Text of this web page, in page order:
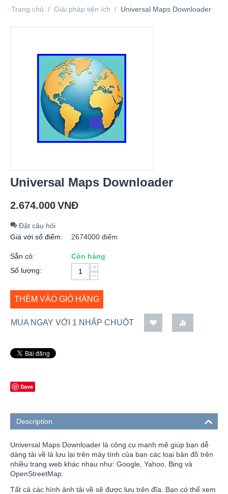
Trang chủ / Giải pháp tiện ích / Universal Maps Downloader
Universal Maps Downloader
2.674.000VNĐ
Đặt câu hỏi
Giá với số điểm:
2674000 điểm
Sẵn có:
Còn hàng
Số lượng:
+
−
THÊM VÀO GIỎ HÀNG
MUA NGAY VỚI 1 NHẤP CHUỘT
Save
Description
Universal Maps Downloader là công cụ mạnh mẽ giúp bạn dễ
dàng tải về là lưu lại trên máy tính của bạn các loại bản đồ trên
nhiều trang web khác nhau như: Google, Yahoo, Bing và
OpenStreetMap.
Tất cả các hình ảnh tải về sẽ được lưu trên đĩa. Bạn có thể xem